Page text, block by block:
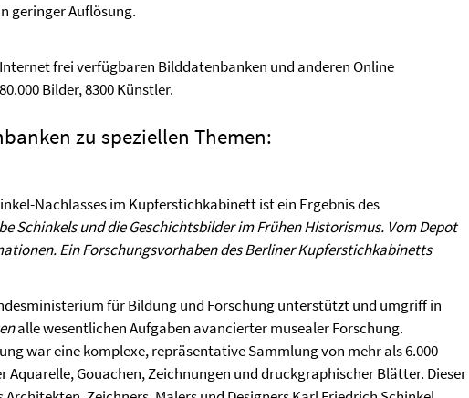
geringer Auflösung.
frei verfügbaren Bilddatenbanken und anderen Online
Bilder, 8300 Künstler.
zu speziellen Themen:
Nachlasses im Kupferstichkabinett ist ein Ergebnis des
Schinkels und die Geschichtsbilder im Frühen Historismus. Vom Depot
Ein Forschungsvorhaben des Berliner Kupferstichkabinetts
für Bildung und Forschung unterstützt und umgriff in
alle wesentlichen Aufgaben avancierter musealer Forschung.
war eine komplexe, repräsentative Sammlung von mehr als 6.000
Aquarelle, Gouachen, Zeichnungen und druckgraphischer Blätter. Dieser